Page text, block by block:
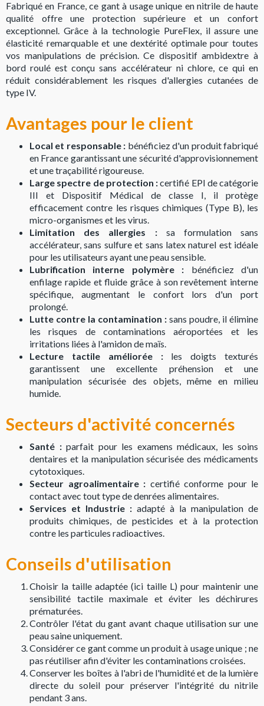
Fabriqué en France, ce gant à usage unique en nitrile de haute
qualité offre une protection supérieure et un confort
exceptionnel. Grâce à la technologie PureFlex, il assure une
élasticité remarquable et une dextérité optimale pour toutes
vos manipulations de précision. Ce dispositif ambidextre à
bord roulé est conçu sans accélérateur ni chlore, ce qui en
réduit considérablement les risques d'allergies cutanées de
type IV.
Avantages pour le client
Local et responsable : bénéficiez d'un produit fabriqué
en France garantissant une sécurité d'approvisionnement
et une traçabilité rigoureuse.
Large spectre de protection :certifié EPI de catégorie
III et Dispositif Médical de classe I, il protège
efficacement contre les risques chimiques (Type B), les
micro-organismes et les virus.
Limitation des allergies : sa formulation sans
accélérateur, sans sulfure et sans latex naturel est idéale
pour les utilisateurs ayant une peau sensible.
Lubrification interne polymère : bénéficiez d'un
enfilage rapide et fluide grâce à son revêtement interne
spécifique, augmentant le confort lors d'un port
prolongé.
Lutte contre la contamination : sans poudre, il élimine
les risques de contaminations aéroportées et les
irritations liées à l'amidon de maïs.
Lecture tactile améliorée : les doigts texturés
garantissent une excellente préhension et une
manipulation sécurisée des objets, même en milieu
humide.
Secteurs d'activité concernés
Santé : parfait pour les examens médicaux, les soins
dentaires et la manipulation sécurisée des médicaments
cytotoxiques.
Secteur agroalimentaire : certifié conforme pour le
contact avec tout type de denrées alimentaires.
Services et Industrie : adapté à la manipulation de
produits chimiques, de pesticides et à la protection
contre les particules radioactives.
Conseils d'utilisation
Choisir la taille adaptée (ici taille L) pour maintenir une
sensibilité tactile maximale et éviter les déchirures
prématurées.
Contrôler l'état du gant avant chaque utilisation sur une
peau saine uniquement.
Considérer ce gant comme un produit à usage unique ; ne
pas réutiliser afin d'éviter les contaminations croisées.
Conserver les boîtes à l'abri de l'humidité et de la lumière
directe du soleil pour préserver l'intégrité du nitrile
pendant 3 ans.